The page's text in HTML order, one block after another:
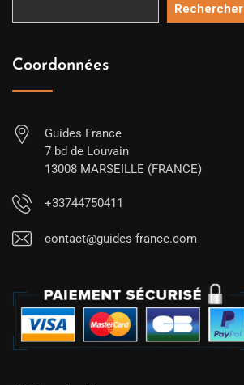
Rechercher
Coordonnées
Guides France
7 bd de Louvain
13008 MARSEILLE (FRANCE)
+33744750411
contact@guides-france.com